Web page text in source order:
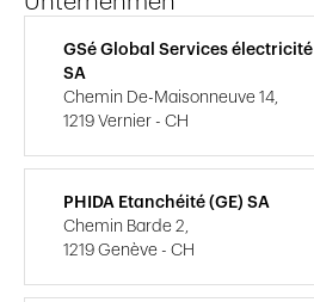
GSé Global Services électricité
SA
Chemin De-Maisonneuve 14,
1219 Vernier - CH
PHIDA Etanchéité (GE) SA
Chemin Barde 2,
1219 Genève - CH